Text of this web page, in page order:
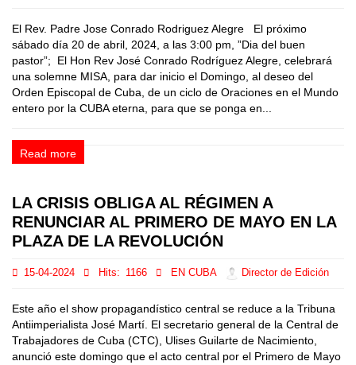
El Rev. Padre Jose Conrado Rodriguez Alegre El próximo
sábado día 20 de abril, 2024, a las 3:00 pm, ”Dia del buen
pastor”; El Hon Rev José Conrado Rodríguez Alegre, celebrará
una solemne MISA, para dar inicio el Domingo, al deseo del
Orden Episcopal de Cuba, de un ciclo de Oraciones en el Mundo
entero por la CUBA eterna, para que se ponga en...
Read more
LA CRISIS OBLIGA AL RÉGIMEN A
RENUNCIAR AL PRIMERO DE MAYO EN LA
PLAZA DE LA REVOLUCIÓN
15-04-2024 Hits: 1166 EN CUBA Director de Edición
Este año el show propagandístico central se reduce a la Tribuna
Antiimperialista José Martí. El secretario general de la Central de
Trabajadores de Cuba (CTC), Ulises Guilarte de Nacimiento,
anunció este domingo que el acto central por el Primero de Mayo